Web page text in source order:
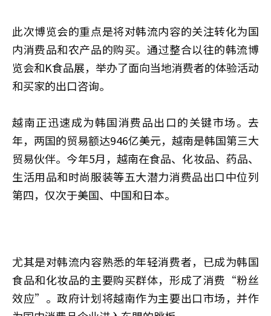
此次博览会的重点是将对韩流内容的关注转化为国
内消费品和农产品的购买。通过整合以往的韩流博
览会和K食品展，举办了面向当地消费者的体验活动
和买家的出口咨询。
越南正迅速成为韩国消费品出口的关键市场。去
年，两国的贸易额达946亿美元，越南是韩国第三大
贸易伙伴。今年5月，越南在食品、化妆品、药品、
生活用品和时尚服装等五大潜力消费品出口中位列
第四，仅次于美国、中国和日本。
尤其是对韩流内容熟悉的年轻消费者，已成为韩国
食品和化妆品的主要购买群体，形成了消费“粉丝
效应”。政府计划将越南作为主要出口市场，并作